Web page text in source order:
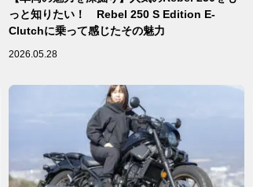
っと知りたい！ Rebel 250 S Edition E-
Clutchに乗って感じたその魅力
2026.05.28